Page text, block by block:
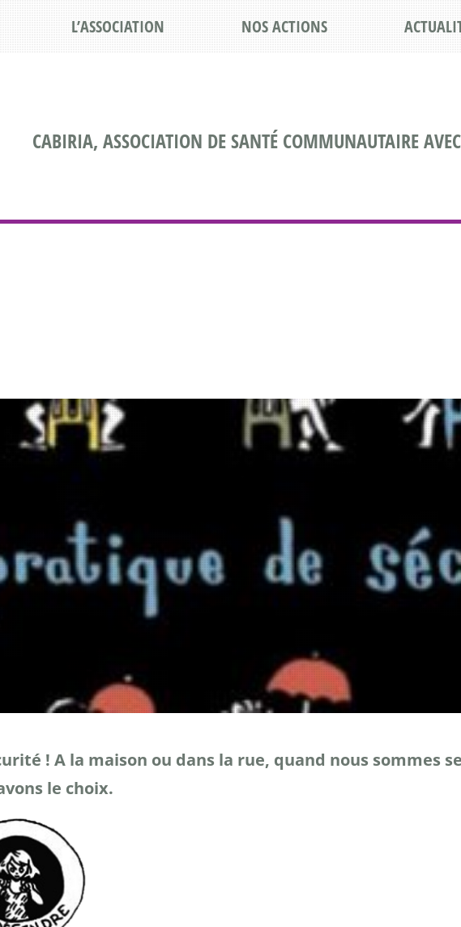
CABIRIA, ASSOCIATION DE SANTÉ COMMUNAUTAIRE
L’ASSOCIATION NOS ACTIONS
! A la maison ou dans la rue, quand nous sommes
le choix.